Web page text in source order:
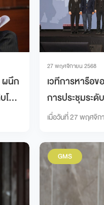
ผนึก
โต
27 พฤศจิกายน 2568
เวทีการหารือ
การประชุมระ
เมื่อวันที่ 27 พฤศจิ
GMS